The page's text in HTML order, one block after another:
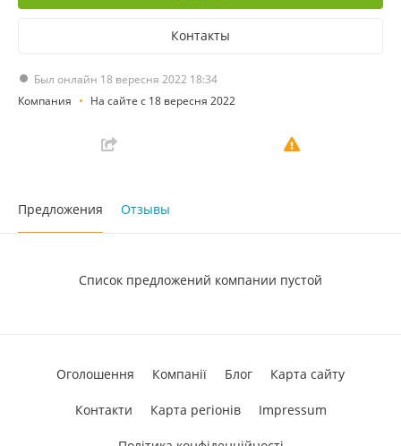
Контакты
Был онлайн 18 вересня 2022 18:34
Компания
На сайте с 18 вересня 2022
Предложения Отзывы
Список предложений компании пустой
Оголошення Компанії Блог Карта сайту
Контакти Карта регіонів Impressum